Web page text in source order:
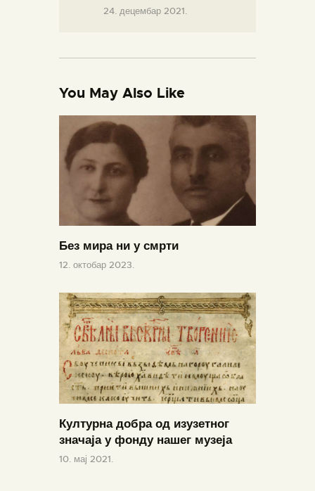
24. децембар 2021.
You May Also Like
Без мира ни у смрти
12. октобар 2023.
Културна добра од изузетног
значаја у фонду нашег музеја
10. мај 2021.